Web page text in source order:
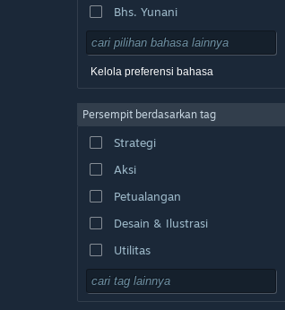
Bhs. Yunani
Kelola preferensi bahasa
Persempit berdasarkan tag
Strategi
Aksi
Petualangan
Desain & Ilustrasi
Utilitas
F2P